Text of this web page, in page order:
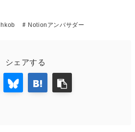
hkob Notionアンバサダー
シェアする